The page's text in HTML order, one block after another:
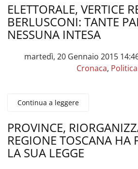
ELETTORALE, VERTICE
BERLUSCONI: TANTE
NESSUNA INTESA
martedì, 20 Gennaio 2015
Cronaca, Politica
Continua a leggere
PROVINCE,
REGIONE TOSCANA HA
LA SUA LEGGE